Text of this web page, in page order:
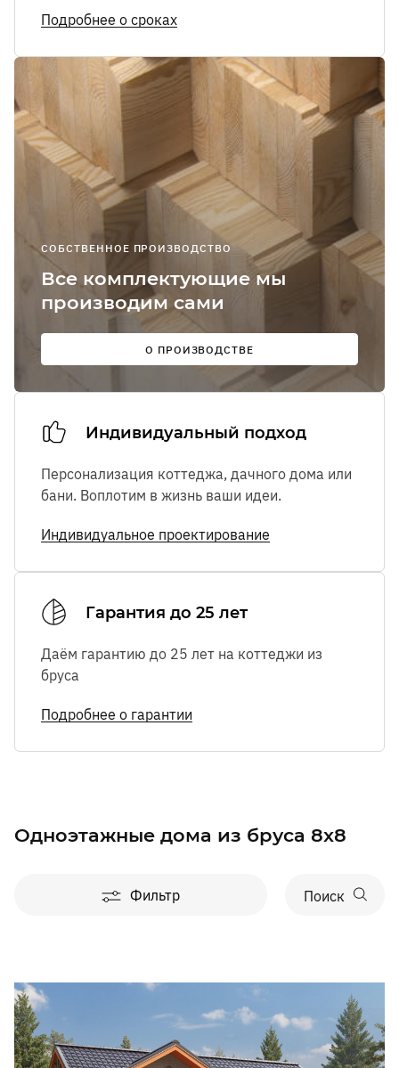
сообщений
Мы в
соцсетях:
Подробнее о сроках
СОБСТВЕННОЕ ПРОИЗВОДСТВО
Все комплектующие мы
производим сами
О ПРОИЗВОДСТВЕ
Индивидуальный подход
Персонализация коттеджа, дачного дома или
бани. Воплотим в жизнь ваши идеи.
Индивидуальное проектирование
Гарантия до 25 лет
Даём гарантию до 25 лет на коттеджи из
бруса
Подробнее о гарантии
Одноэтажные дома из бруса 8x8
Поиск
Фильтр